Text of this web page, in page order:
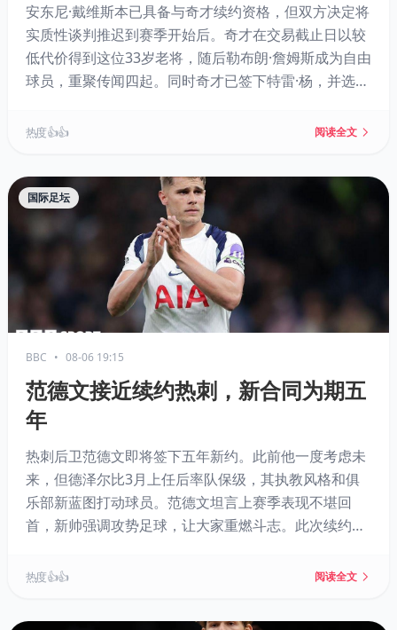
安东尼·戴维斯本已具备与奇才续约资格，但双方决定将
实质性谈判推迟到赛季开始后。奇才在交易截止日以较
低代价得到这位33岁老将，随后勒布朗·詹姆斯成为自由
球员，重聚传闻四起。同时奇才已签下特雷·杨，并选中
热度 👍👍 阅读全文
国际足坛
BBC • 08-06 19:15
范德文接近续约热刺，新合同为期五
年
热刺后卫范德文即将签下五年新约。此前他一度考虑未
来，但德泽尔比3月上任后率队保级，其执教风格和俱
乐部新蓝图打动球员。范德文坦言上赛季表现不堪回
首，新帅强调攻势足球，让大家重燃斗志。此次续约标
热度 👍👍 阅读全文